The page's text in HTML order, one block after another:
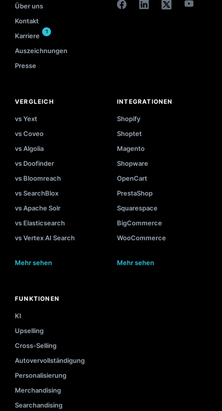
Über uns
Kontakt
Karriere
1
Auszeichnungen
Presse
VERGLEICH
vs Yext
vs Coveo
vs Algolia
vs Doofinder
vs Bloomreach
vs SearchBlox
vs Apache Solr
vs Elasticsearch
vs Vertex AI Search
Mehr sehen
INTEGRATIONEN
Shopify
Shoptet
Magento
Shopware
OpenCart
PrestaShop
Squarespace
BigCommerce
WooCommerce
Mehr sehen
FUNKTIONEN
KI
Upselling
Cross-Selling
Autovervollständigung
Personalisierung
Merchandising
Searchandising